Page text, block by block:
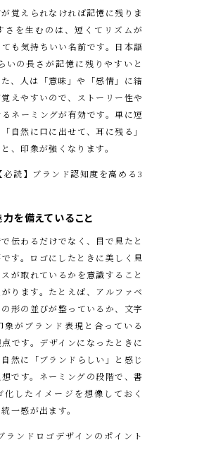
覚えられなければ記憶に残りま
さを生むのは、短くてリズムが
も気持ちいい名前です。日本語
いの長さが記憶に残りやすいと
、人は「意味」や「感情」に結
えやすいので、ストーリー性や
ネーミングが有効です。単に短
自然に口に出せて、耳に残る」
、印象が強くなります。
必読】ブランド認知度を高める3
力を備えていること
伝わるだけでなく、目で見たと
す。ロゴにしたときに美しく見
が取れているかを意識すること
ります。たとえば、アルファベ
形の並びが整っているか、文字
象がブランド表現と合っている
です。デザインになったときに
然に「ブランドらしい」と感じ
です。ネーミングの段階で、書
化したイメージを想像しておく
一感が出ます。
ランドロゴデザインのポイント